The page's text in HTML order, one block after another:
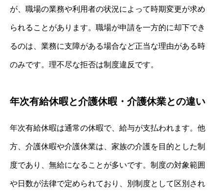
が、職場の業務や利用者の状況によって時期変更が求め
られることがあります。職場が申請を一方的に却下でき
るのは、業務に支障がある場合など正当な理由がある時
のみです。理不尽な拒否は制度違反です。
年次有給休暇と介護休暇・介護休業との違い
年次有給休暇は通常の休暇で、給与が支払われます。他
方、介護休暇や介護休業は、家族の介護を目的とした制
度であり、無給になることが多いです。制度の対象範囲
や日数が法律で定められており、別制度として区別され